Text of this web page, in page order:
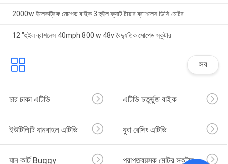
2000w ইলেকট্রিক মোপেড বাইক 3 হুইল ফ্যাট টায়ার ব্রাশলেস ডিসি মোটর
12 "হুইল ব্রাশলেস 40mph 800 w 48v বৈদ্যুতিক মোপেড স্কুটার
সব
চার চাকা এটিভি এটিভি চতুর্ভুজ বাইক
ইউটিলিটি যানবাহন এটিভি যুবা রেসিং এটিভি
যান কার্ট Buggy প্রাপ্তবয়স্ক মোটর স্কুটার